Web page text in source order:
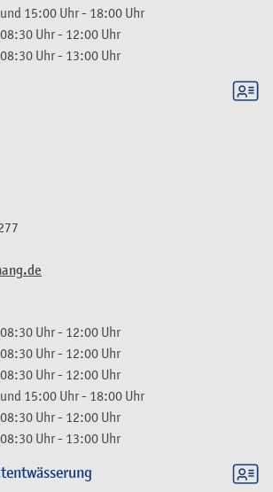
und 15:00 Uhr- 18:00 Uhr
08:30 Uhr- 12:00 Uhr
08:30 Uhr- 13:00 Uhr
08:30 Uhr- 12:00 Uhr
08:30 Uhr- 12:00 Uhr
08:30 Uhr- 12:00 Uhr
und 15:00 Uhr- 18:00 Uhr
08:30 Uhr- 12:00 Uhr
08:30 Uhr- 13:00 Uhr